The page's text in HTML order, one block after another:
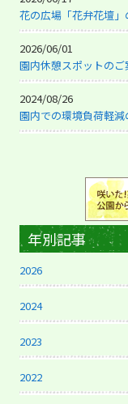
花の広場「花弁花壇」
2026/06/01
園内休憩スポットのご
2024/08/26
園内での環境負荷軽
年別記事
2026
2024
2023
2022